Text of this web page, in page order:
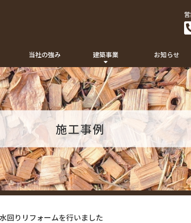
当社の強み 建築事業 お知らせ
施工事例
回りリフォームを行いました